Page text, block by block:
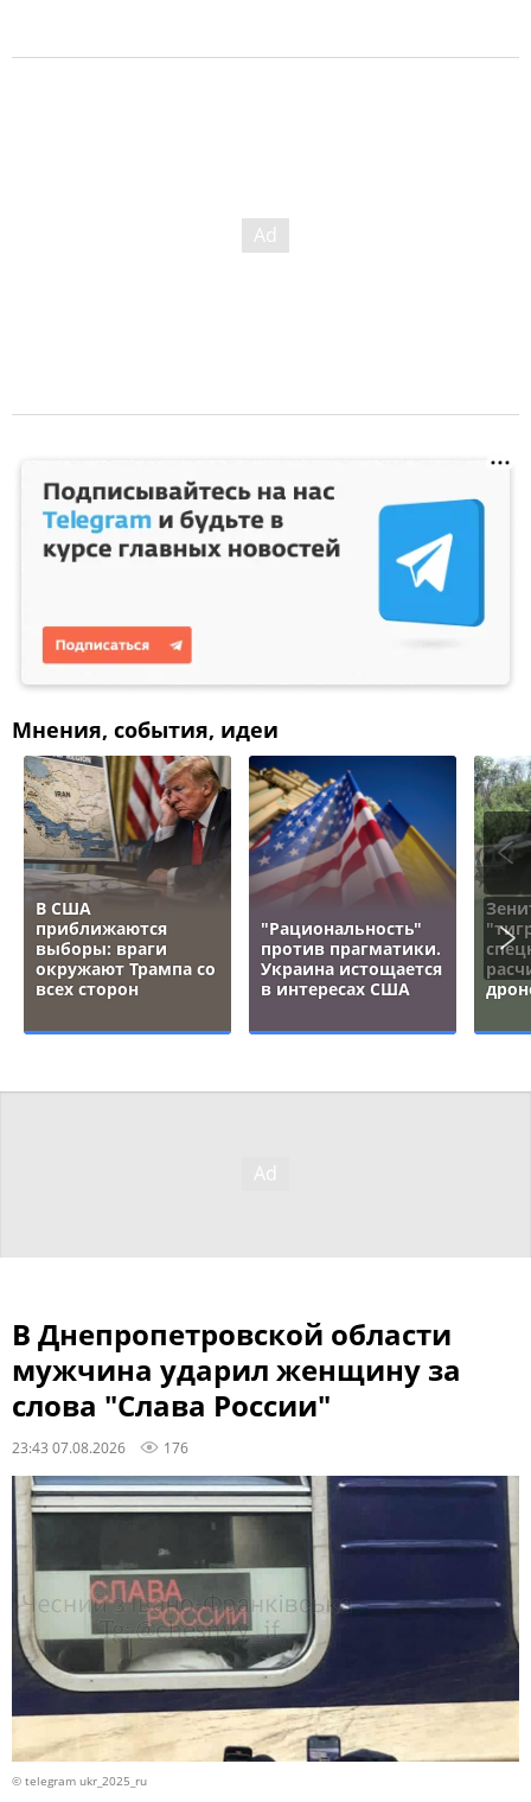
Мнения, события, идеи
В США
приближаются
выборы: враги
окружают Трампа со
всех сторон
"Рациональность"
против прагматики.
Украина истощается
в интересах США
В Днепропетровской области
мужчина ударил женщину за
слова "Слава России"
23:43 07.08.2026 176
© telegram ukr_2025_ru